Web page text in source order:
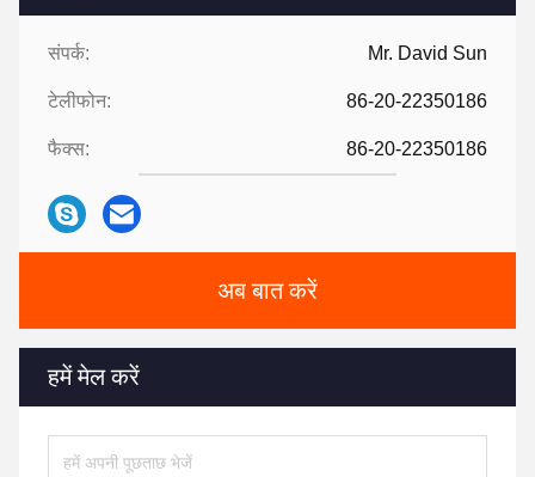
संपर्क: Mr. David Sun
टेलीफोन: 86-20-22350186
फैक्स: 86-20-22350186
अब बात करें
हमें मेल करें